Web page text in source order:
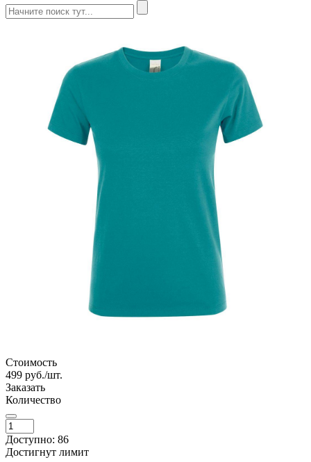
Стоимость
499 руб./шт.
Заказать
Количество
Доступно: 86
Достигнут лимит